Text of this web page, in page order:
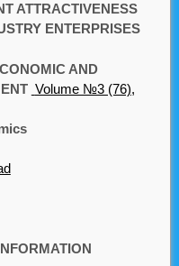
ATTRACTIVENESS
ENTERPRISES
AND
Volume №3 (76),